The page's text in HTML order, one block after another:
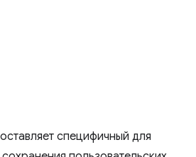
специфичный для